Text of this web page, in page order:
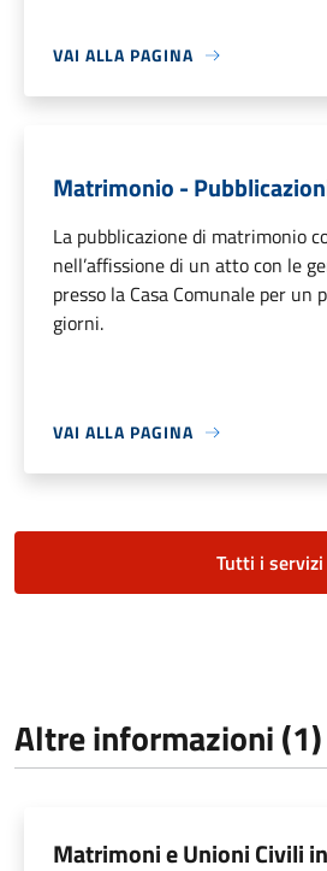
VAI ALLA PAGINA
Matrimonio -
La pubblicazione di matrimonio
nell’affissione di un atto con le
presso la Casa Comunale per un
giorni.
VAI ALLA PAGINA
Tutti i servizi
Altre informazioni (1)
Matrimoni e Unioni Civili